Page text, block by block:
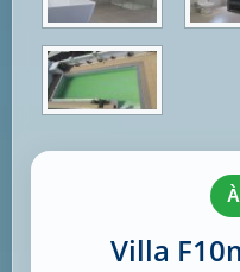
Villa